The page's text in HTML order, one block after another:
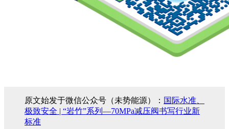
原文始发于微信公众号（未势能源）： 国际水准、
极致安全 | “岩竹”系列—70MPa减压阀书写行业新
标准